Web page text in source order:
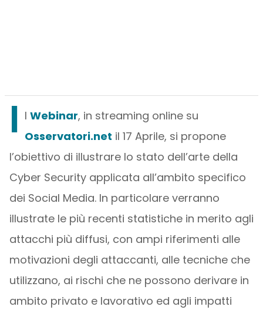
I l Webinar, in streaming online su
Osservatori.net il 17 Aprile, si propone
l’obiettivo di illustrare lo stato dell’arte della
Cyber Security applicata all’ambito specifico
dei Social Media. In particolare verranno
illustrate le più recenti statistiche in merito agli
attacchi più diffusi, con ampi riferimenti alle
motivazioni degli attaccanti, alle tecniche che
utilizzano, ai rischi che ne possono derivare in
ambito privato e lavorativo ed agli impatti